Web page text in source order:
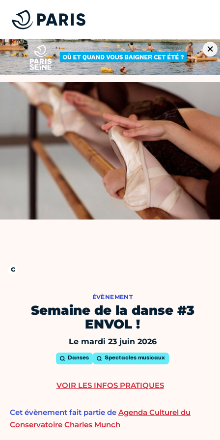
ÉVÈNEMENT
Semaine de la danse #3
ENVOL !
Le mardi 23 juin 2026
Danses Spectacles musicaux
Cet évènement fait partie de Agenda Culturel du
Conservatoire Charles Munch
VOIR LES INFOS PRATIQUES